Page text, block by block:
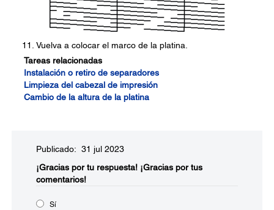
Vuelva a colocar el marco de la platina.
Tareas relacionadas
Instalación o retiro de separadores
Limpieza del cabezal de impresión
Cambio de la altura de la platina
Publicado: 31 jul 2023
¡Gracias por tu respuesta! ¡Gracias por tus
comentarios!
Sí